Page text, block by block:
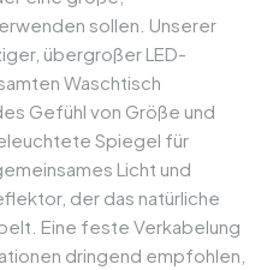
sollen. Unserer
übergroßer LED-
Waschtisch
Gefühl von Größe und
Spiegel für
Licht und
der das natürliche
Eine feste Verkabelung
dringend empfohlen,